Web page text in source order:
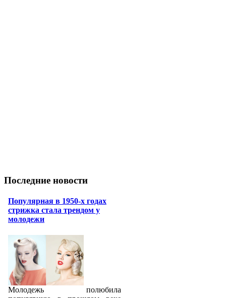
Последние новости
Популярная в 1950-х годах
стрижка стала трендом у
молодежи
Молодежь полюбила